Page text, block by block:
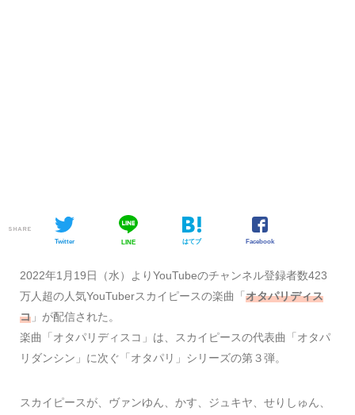
SHARE
Twitter LINE はてブ Facebook
2022年1月19日（水）よりYouTubeのチャンネル登録者数423
万人超の人気YouTuberスカイピースの楽曲「 オタパリディス
コ 」が配信された。
楽曲「オタパリディスコ」は、スカイピースの代表曲「オタパ
リダンシン」に次ぐ「オタパリ」シリーズの第３弾。
スカイピースが、ヴァンゆん、かす、ジュキヤ、せりしゅん、